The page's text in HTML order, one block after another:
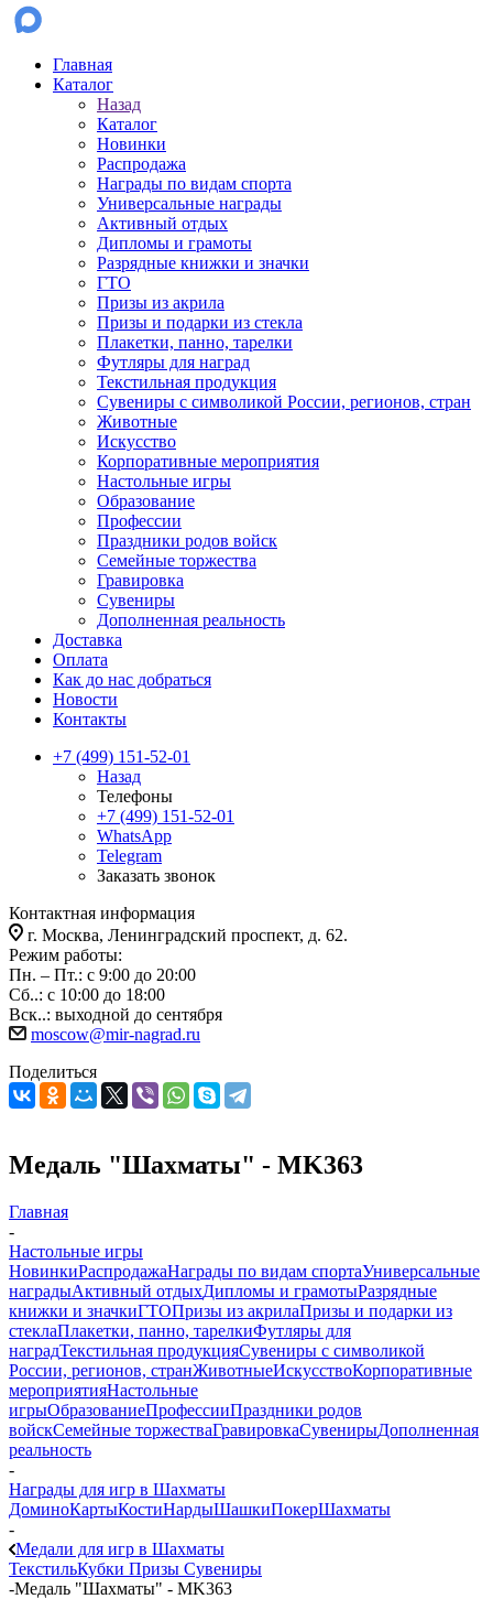
Главная
Каталог
Назад
Каталог
Новинки
Распродажа
Награды по видам спорта
Универсальные награды
Активный отдых
Дипломы и грамоты
Разрядные книжки и значки
ГТО
Призы из акрила
Призы и подарки из стекла
Плакетки, панно, тарелки
Футляры для наград
Текстильная продукция
Сувениры с символикой России, регионов, стран
Животные
Искусство
Корпоративные мероприятия
Настольные игры
Образование
Профессии
Праздники родов войск
Семейные торжества
Гравировка
Сувениры
Дополненная реальность
Доставка
Оплата
Как до нас добраться
Новости
Контакты
+7 (499) 151-52-01
Назад
Телефоны
+7 (499) 151-52-01
WhatsApp
Telegram
Заказать звонок
Контактная информация
г. Москва, Ленинградский проспект, д. 62.
Режим работы:
Пн. – Пт.: с 9:00 до 20:00
Сб..: с 10:00 до 18:00
Вск..: выходной до сентября
moscow@mir-nagrad.ru
Поделиться
Медаль "Шахматы" - MK363
Главная
-
Настольные игры
НовинкиРаспродажаНаграды по видам спортаУниверсальные
наградыАктивный отдыхДипломы и грамотыРазрядные
книжки и значкиГТОПризы из акрилаПризы и подарки из
стеклаПлакетки, панно, тарелкиФутляры для
наградТекстильная продукцияСувениры с символикой
России, регионов, странЖивотныеИскусствоКорпоративные
мероприятияНастольные
игрыОбразованиеПрофессииПраздники родов
войскСемейные торжестваГравировкаСувенирыДополненная
реальность
-
Награды для игр в Шахматы
ДоминоКартыКостиНардыШашкиПокерШахматы
-
Медали для игр в Шахматы
ТекстильКубки Призы Сувениры
-Медаль "Шахматы" - MK363